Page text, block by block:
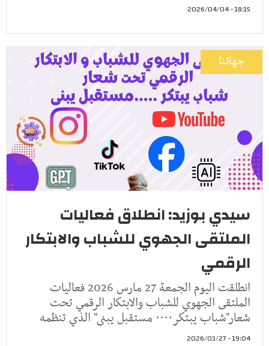
18:15 - 2026/04/04
جهاتنا
سيدي بوزيد: انطلاق فعاليات
الملتقى الجهوي للشباب والابتكار
الرقمي
انطلقت اليوم الجمعة 27 مارس 2026 فعاليات
الملتقى الجهوي للشباب والابتكار الرقمي تحت
شعار"شباب يبتكر٠٠٠٠ مستقبل يبنى" الذي تنظمه
19:04 - 2026/03/27